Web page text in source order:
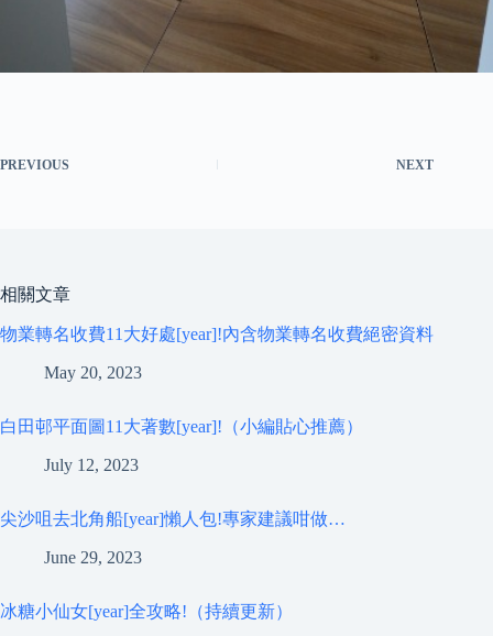
PREVIOUS NEXT
相關文章
物業轉名收費11大好處[year]!內含物業轉名收費絕密資料
May 20, 2023
白田邨平面圖11大著數[year]!（小編貼心推薦）
July 12, 2023
尖沙咀去北角船[year]懶人包!專家建議咁做…
June 29, 2023
冰糖小仙女[year]全攻略!（持續更新）